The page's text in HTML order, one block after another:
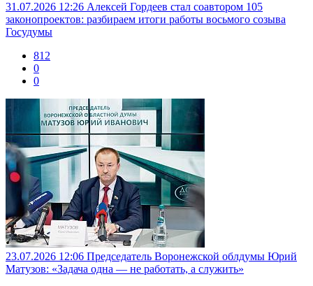
31.07.2026 12:26 Алексей Гордеев стал соавтором 105
законопроектов: разбираем итоги работы восьмого созыва
Госудумы
812
0
0
23.07.2026 12:06 Председатель Воронежской облдумы Юрий
Матузов: «Задача одна — не работать, а служить»